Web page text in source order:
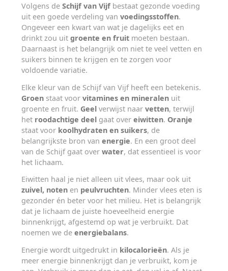
Volgens de Schijf van Vijfbestaat gezonde voeding
uit een goede verdeling van voedingsstoffen.
Ongeveer een kwart van wat je dagelijks eet en
drinkt zou uit groente en fruitmoeten bestaan.
Daarnaast is het belangrijk om niet te veel vetten en
suikers binnen te krijgen en te zorgen voor
voldoende variatie.
Elke kleur van de Schijf van Vijf heeft een betekenis.
Groenstaat voor vitamines en mineralenuit
groente en fruit. Geelverwijst naar vetten, terwijl
het roodachtige deelgaat over eiwitten. Oranje
staat voor koolhydraten en suikers, de
belangrijkste bron van energie. En een groot deel
van de Schijf gaat over water, dat essentieel is voor
het lichaam.
Eiwitten haal je niet alleen uit vlees, maar ook uit
zuivel, notenen peulvruchten. Minder vlees eten is
gezonder én beter voor het milieu. Het is belangrijk
dat je lichaam de juiste hoeveelheid energie
binnenkrijgt, afgestemd op wat je verbruikt. Dat
noemen we de energiebalans.
Energie wordt uitgedrukt in kilocalorieën. Als je
meer energie binnenkrijgt dan je verbruikt, kom je